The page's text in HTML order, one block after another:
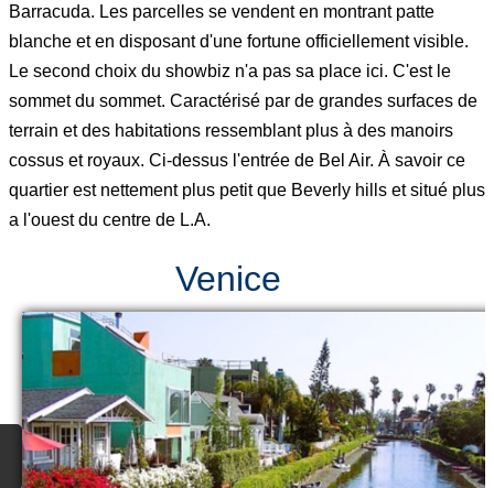
Barracuda. Les parcelles se vendent en montrant patte
blanche et en disposant d'une fortune officiellement visible.
Le second choix du showbiz n'a pas sa place ici. C'est le
sommet du sommet. Caractérisé par de grandes surfaces de
terrain et des habitations ressemblant plus à des manoirs
cossus et royaux. Ci-dessus l'entrée de Bel Air. À savoir ce
quartier est nettement plus petit que Beverly hills et situé plus
a l'ouest du centre de L.A.
Venice